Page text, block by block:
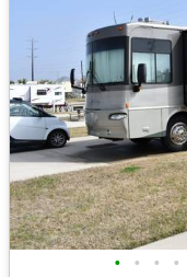
• • • •